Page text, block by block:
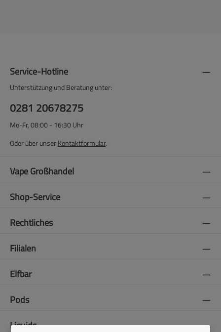
Service-Hotline
Unterstützung und Beratung unter:
0281 20678275
Mo-Fr, 08:00 - 16:30 Uhr
Oder über unserKontaktformular.
Vape Großhandel
Shop-Service
Rechtliches
Filialen
Elfbar
Pods
Liquids